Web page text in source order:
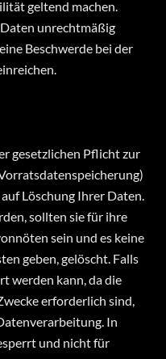
geltend machen.
unrechtmäßig
Beschwerde bei der
gesetzlichen Pflicht zur
Löschung Ihrer Daten.
sollten sie für ihre
sein und es keine
geben, gelöscht. Falls
werden kann, da die
erforderlich sind,
In
und nicht für